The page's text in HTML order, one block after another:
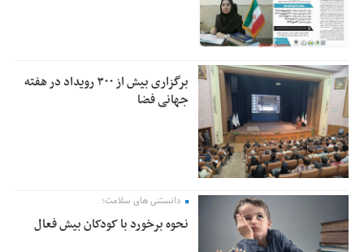
برگزاری بیش از ۳۰۰ رویداد در هفته
جهانی فضا
دانستنی های سلامت؛
نحوه برخورد با کودکان بیش فعال